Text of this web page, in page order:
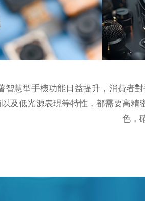
智慧型手機功能日益提升，消費者
及低光源表現等特性，都需要高精
色，